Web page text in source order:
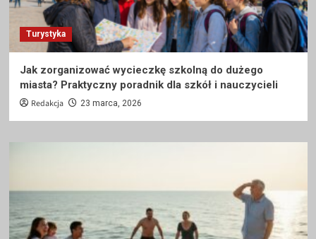
Turystyka
Jak zorganizować wycieczkę szkolną do dużego
miasta? Praktyczny poradnik dla szkół i nauczycieli
Redakcja 23 marca, 2026